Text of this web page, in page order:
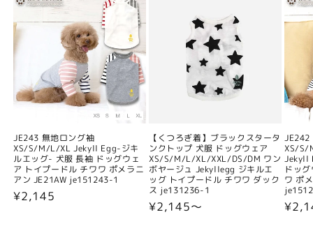
JE243 無地ロング袖
XS/S/M/L/XL Jekyll Egg-ジキ
ルエッグ- 犬服 長袖 ドッグウェ
ア トイプードル チワワ ポメラニ
アン JE21AW je151243-1
通
¥2,145
【くつろぎ着】ブラックスタータ
ンクトップ 犬服 ドッグウェア
XS/S/M/L/XL/XXL/DS/DM ワン
ボヤージュ Jekyllegg ジキルエ
ッグ トイプードル チワワ ダック
ス je131236-1
通
¥2,145〜
JE242
XS/S/
Jekyll
ドッ
ワ ポ
通